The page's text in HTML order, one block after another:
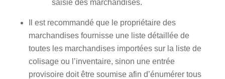
saisie des marchandises.
Il est recommandé que le propriétaire des
marchandises fournisse une liste détaillée de
toutes les marchandises importées sur la liste de
colisage ou l’inventaire, sinon une entrée
provisoire doit être soumise afin d’énumérer tous